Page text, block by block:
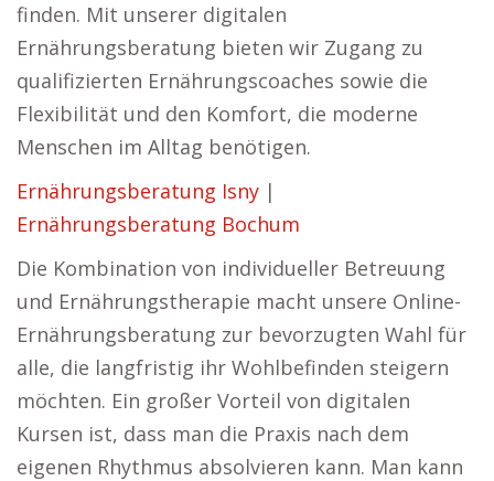
finden. Mit unserer digitalen
Ernährungsberatung bieten wir Zugang zu
qualifizierten Ernährungscoaches sowie die
Flexibilität und den Komfort, die moderne
Menschen im Alltag benötigen.
Ernährungsberatung Isny |
Ernährungsberatung Bochum
Die Kombination von individueller Betreuung
und Ernährungstherapie macht unsere Online-
Ernährungsberatung zur bevorzugten Wahl für
alle, die langfristig ihr Wohlbefinden steigern
möchten. Ein großer Vorteil von digitalen
Kursen ist, dass man die Praxis nach dem
eigenen Rhythmus absolvieren kann. Man kann